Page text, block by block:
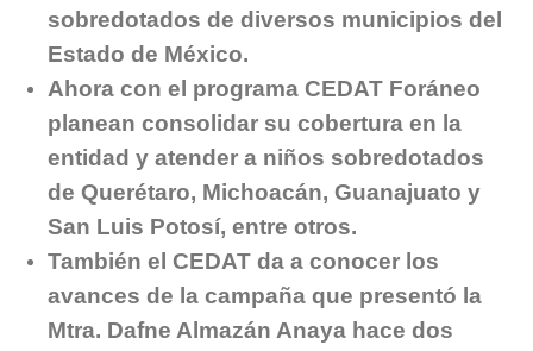
sobredotados de diversos municipios del
Estado de México.
Ahora con el programa CEDAT Foráneo
planean consolidar su cobertura en la
entidad y atender a niños sobredotados
de Querétaro, Michoacán, Guanajuato y
San Luis Potosí, entre otros.
También el CEDAT da a conocer los
avances de la campaña que presentó la
Mtra. Dafne Almazán Anaya hace dos